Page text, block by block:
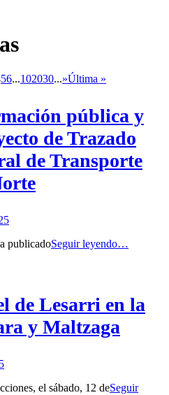
56...102030...»Última »
pública y
de Trazado
de Transporte
publicadoSeguir leyendo…
de Lesarri en la
y Maltzaga
el sábado, 12 deSeguir